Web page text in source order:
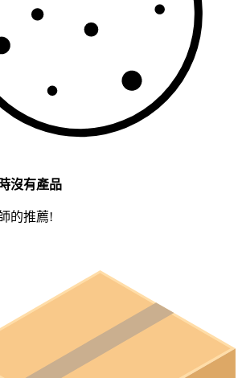
沒有產品
的推薦!